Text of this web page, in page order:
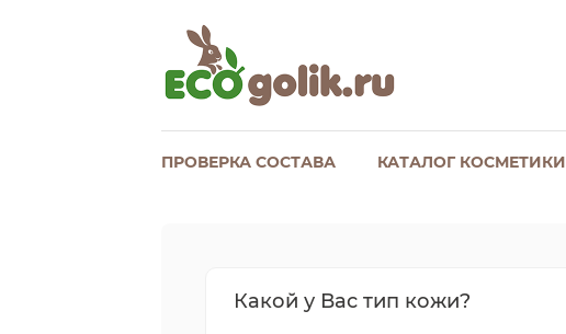
ПРОВЕРКА СОСТАВА КАТАЛОГ КОСМЕТИКИ
Какой у Вас тип кожи?